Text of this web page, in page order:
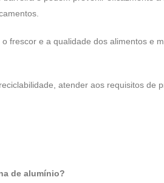
frescor e a qualidade dos alimentos e
atender aos requisitos
de alumínio?